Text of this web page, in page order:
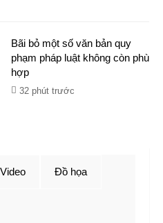
Bãi bỏ một số văn bản quy
phạm pháp luật không còn phù
hợp
32 phút trước
Video Đồ họa